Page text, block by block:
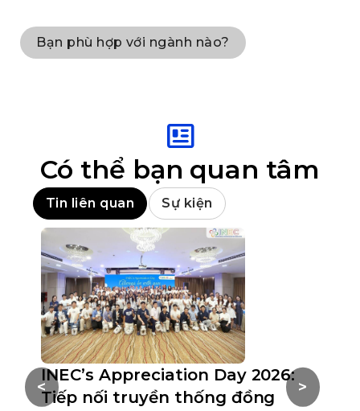
Bạn phù hợp với ngành nào?
Có thể bạn quan tâm
Tin liên quan Sự kiện
INEC’s Appreciation Day 2026:
Tiếp nối truyền thống đồng
>
<